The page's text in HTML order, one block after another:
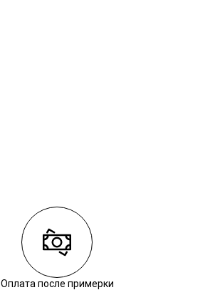
Оплата после примерки